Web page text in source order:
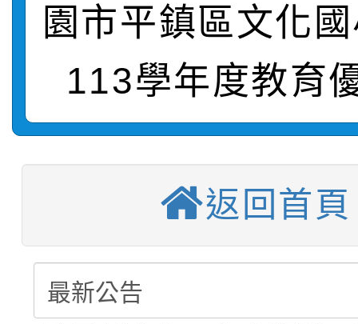
畫影片一案
劇比賽實施要點」及修
表
轉知：桃園市115年度
敬師藝文競賽』實施計
【甄選結果(第11招)】
學年度第1學期第7次代
結果(第11招)
【甄選結果(第3招)】
學年度第1學期第9次代
結果(第3招)
【甄選結果(第4招)】
學年度第1學期第9次
結果(第4招)
【甄選結果(第12招)】
學年度第1學期第7次代
結果(第12招)
轉知：桃園市115學年
賽及師生本土語及新住
轉知：「桃園市115學
園市平鎮區文化
113學年度教育
返回首頁